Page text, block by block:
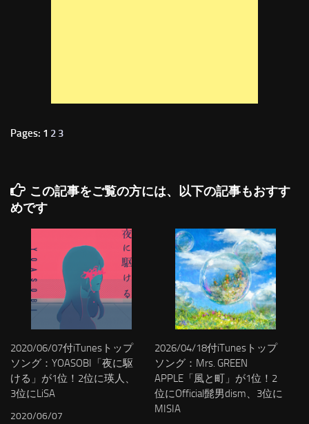
Pages: 1 2 3
この記事をご覧の方には、以下の記事もおすす
めです
2020/06/07付iTunesトップ
ソング：YOASOBI「夜に駆
ける」が1位！2位に瑛人、
3位にLiSA
2020/06/07
2026/04/18付iTunesトップ
ソング：Mrs. GREEN
APPLE「風と町」が1位！2
位にOfficial髭男dism、3位に
MISIA